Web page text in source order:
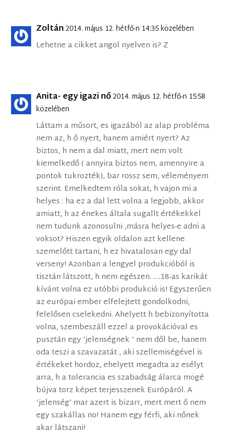
Zoltán 2014. május 12. hétfő-n 14:35 közelében
Lehetne a cikket angol nyelven is? Z
Anita- egy igazi nő2014. május 12. hétfő-n 15:58
közelében
Láttam a műsort, es igazából az alap probléma
nem az, h ő nyert, hanem amiért nyert? Az
biztos, h nem a dal miatt, mert nem volt
kiemelkedő ( annyira biztos nem, amennyire a
pontok tukrozték), bar rossz sem, véleményem
szerint. Emelkedtem róla sokat, h vajon mi a
helyes : ha ez a dal lett volna a legjobb, akkor
amiatt, h az énekes általa sugallt értékekkel
nem tudunk azonosulni ,másra helyes-e adni a
voksot? Hiszen egyik oldalon azt kellene
szemelőtt tartani, h ez hivatalosan egy dal
verseny! Azonban a lengyel produkcióból is
tisztán látszott, h nem egészen. ….18-as karikát
kívánt volna ez utóbbi produkció is! Egyszerűen
az európai ember elfelejtett gondolkodni,
felelősen cselekedni. Ahelyett h bebizonyította
volna, szembeszáll ezzel a provokációval es
pusztán egy ‘jelenségnek ‘ nem dől be, hanem
oda teszi a szavazatát , aki szellemiségével is
értékeket hordoz, ehelyett megadta az esélyt
arra, h a tolerancia es szabadság álarca mögé
bújva torz képet terjesszenek Európáról. A
‘jelenség’ mar azert is bizarr, mert mert ő nem
egy szakállas no! Hanem egy férfi, aki nőnek
akar látszani!